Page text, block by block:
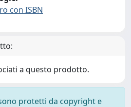
con ISBN
a questo prodotto.
protetti da copyright e